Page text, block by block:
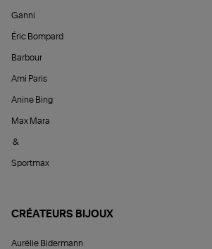
Ganni
Éric Bompard
Barbour
Ami Paris
Anine Bing
Max Mara
&
Sportmax
CRÉATEURS BIJOUX
Aurélie Bidermann